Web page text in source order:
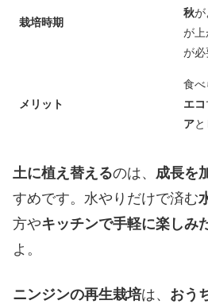
栽培時期
秋が
が
が必
メリット
食べ
エコ
ア
土に植え替えるのは、 成長を
すめです。水やりだけで済む
方やキッチンで手軽に楽しみ
よ。
ニンジンの再生栽培は、 おう